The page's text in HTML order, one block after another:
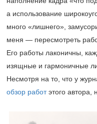
а использование
много «лишнего»,
меня — пересмотреть
Его работы лаконичны,
изящные и гармоничные
Несмотря на то, что у
обзор работэтого автора,